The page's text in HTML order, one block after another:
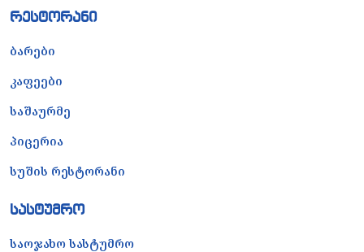
რესტორანი
ბარები
კაფეები
საშაურმე
პიცერია
სუშის რესტორანი
სასტუმრო
საოჯახო სასტუმრო